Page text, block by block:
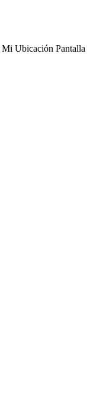
Mi Ubicación Pantalla